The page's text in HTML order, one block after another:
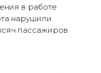
в работе
нарушили
пассажиров